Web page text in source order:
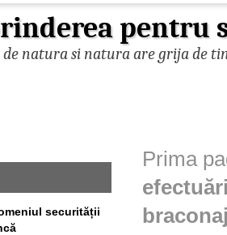
pentru
natura si natura are grija de
securității
Prima